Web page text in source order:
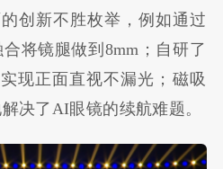
创新不胜枚举，例如通过
将镜腿做到8mm；自研了
现正面直视不漏光；磁吸
决了AI眼镜的续航难题。